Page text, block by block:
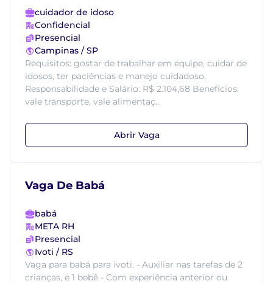
cuidador de idoso
Confidencial
Presencial
Campinas / SP
Requisitos: gostar de trabalhar em equipe, cuidar de
idosos, ter paciências e manejo cuidadoso.
Responsabilidade e Salário: R$ 2.104,68 Benefícios:
vale transporte, vale alimentaç...
Abrir Vaga
Vaga De Babá
babá
META RH
Presencial
Ivoti / RS
Vaga para babá para ivoti. - Auxiliar nas tarefas de 2
crianças, e 1 bebê - Com experiência anterior ou